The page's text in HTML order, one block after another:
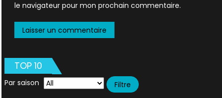
le navigateur pour mon prochain commentaire.
TOP 10
Par saison